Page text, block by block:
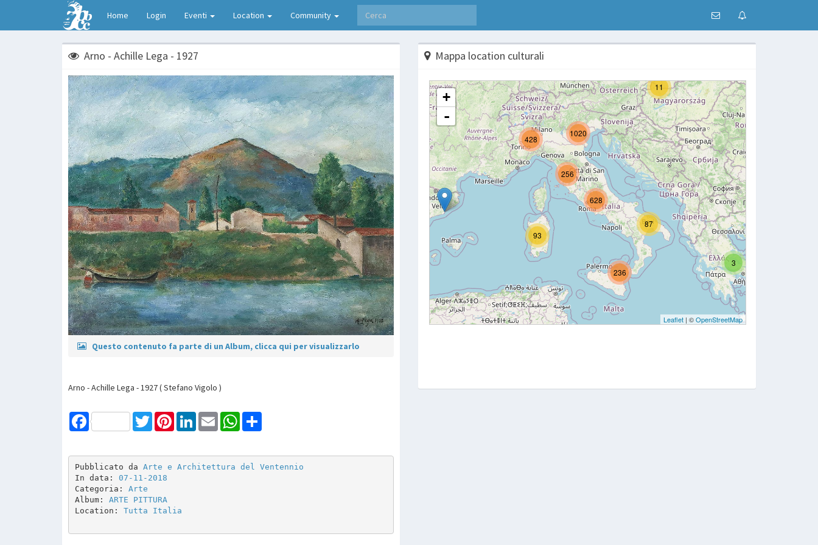
Home Login Eventi Location Community
Arno - Achille Lega - 1927
Questo contenuto fa parte di un Album, clicca qui per visualizzarlo
Arno - Achille Lega - 1927 ( Stefano Vigolo )
Facebook TwitterPinterestLinkedInEmail WhatsApp
Pubblicato da Arte e Architettura del Ventennio
In data: 07-11-2018
Categoria: Arte
Album: ARTE PITTURA
Location: Tutta Italia
Mappa location culturali